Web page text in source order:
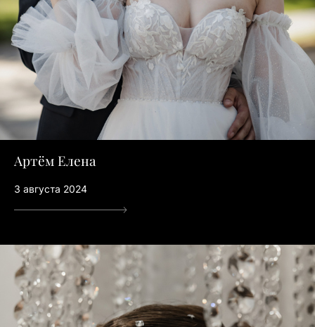
Артём Елена
3 августа 2024